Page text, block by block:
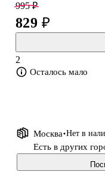
решения и не теряться в
Перед читателем
провинциальная
разумом, сетью
идеей спирали Фиб
995 ₽
829 ₽
2
Осталось мало
Москва Нет в
Есть в других